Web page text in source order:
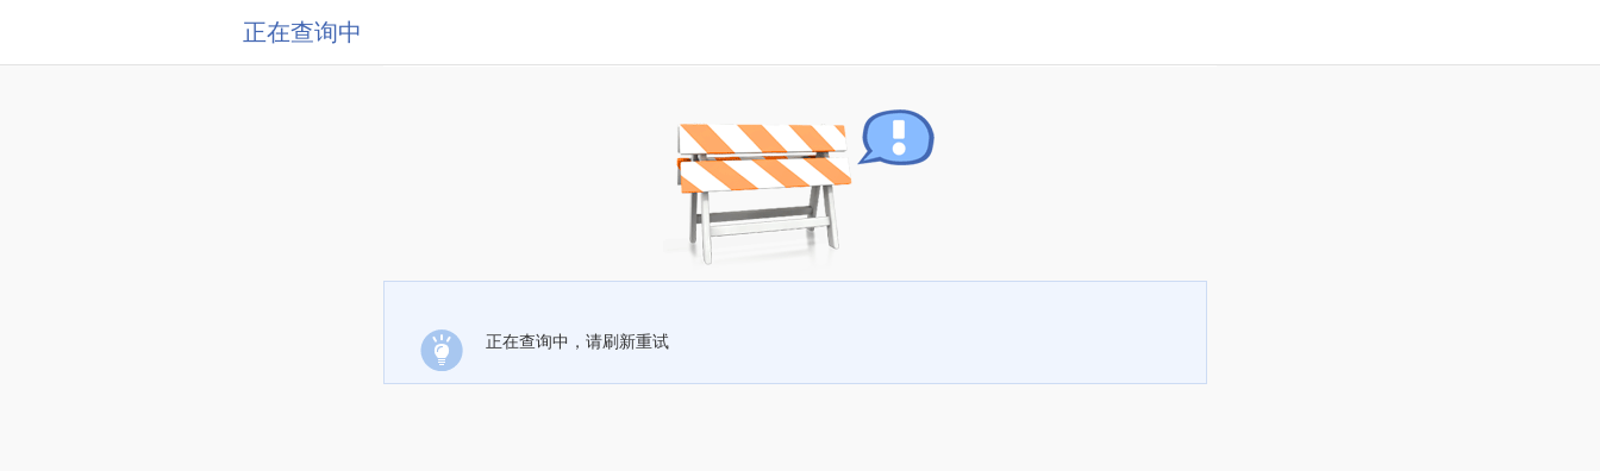
正在查询中
正在查询中，请刷新重试